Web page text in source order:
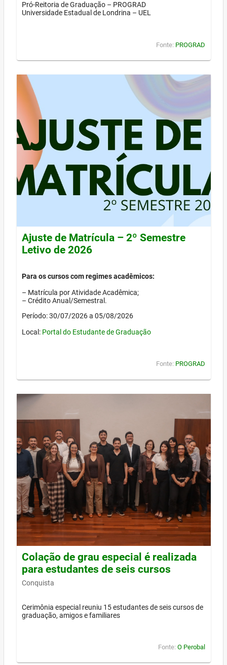
Pró-Reitoria de Graduação – PROGRAD
Universidade Estadual de Londrina – UEL
Fonte: PROGRAD
Ajuste de Matrícula – 2º Semestre
Letivo de 2026
Para os cursos com regimes acadêmicos:
– Matrícula por Atividade Acadêmica;
– Crédito Anual/Semestral.
Período: 30/07/2026 a 05/08/2026
Local: Portal do Estudante de Graduação
Fonte: PROGRAD
Colação de grau especial é realizada
para estudantes de seis cursos
Conquista
Cerimônia especial reuniu 15 estudantes de seis cursos de
graduação, amigos e familiares
Fonte: O Perobal